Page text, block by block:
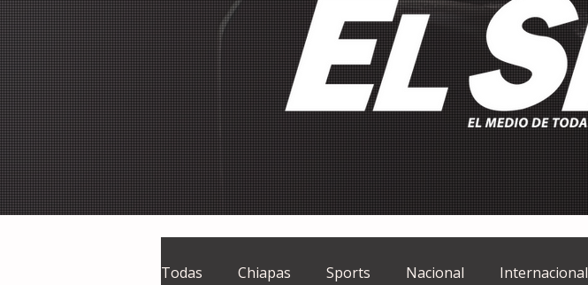
Todas Chiapas Sports Nacional Internacional